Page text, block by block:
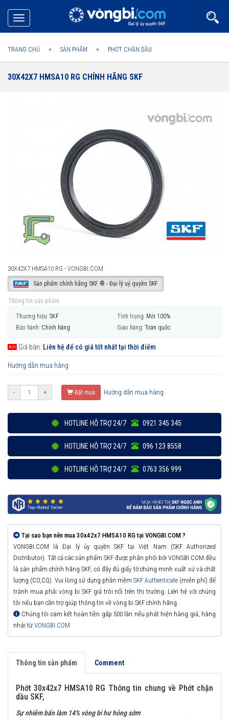
Toggle
navigation
TRANG CHỦ SẢN PHẨM PHỚT CHẶN DẦU
30X42X7 HMSA10 RG CHÍNH HÃNG SKF
30X42X7 HMSA10 RG - VONGBI.COM
Sản phẩm chính hãng SKF ® - Đại lý uỷ quyền SKF
Thông tin sản phẩm
Thương hiệu: SKF Tình trạng: Mới 100%
Bảo hành: Chính hãng Giao hàng: Toàn quốc
Giá bán: Liên hệ để có giá tốt nhất tại thời điểm
Hướng dẫn mua hàng
- + Đặt mua Hướng dẫn mua hàng
HOTLINE HỖ TRỢ 24/7 0921 345 345
HOTLINE HỖ TRỢ 24/7 096 123 8558
HOTLINE HỖ TRỢ 24/7 0763 356 999
Tại sao bạn nên mua 30x42x7 HMSA10 RG tại VONGBI.COM ?
VONGBI.COM là Đại lý ủy quyền SKF tại Việt Nam (SKF Authorized
Distributor). Tất cả các sản phẩm SKF được phân phối bởi VONGBI.COM đều
là sản phẩm chính hãng SKF, có đầy đủ giấy tờ chứng minh xuất xứ và chất
lượng (CO,CQ). Vui lòng sử dụng phần mềm SKF Authenticate (miễn phí) để
tránh mua phải vòng bi SKF giả trôi nổi trên thị trường. Liên hệ với chúng
tôi nếu bạn cần trợ giúp thông tin về vòng bi SKF chính hãng.
Chúng tôi cam kết hoàn tiền gấp 500 lần nếu phát hiện hàng giả, hàng
nhái từ VONGBI.COM
Thông tin sản phẩm Comment
Phớt 30x42x7 HMSA10 RG Thông tin chung về Phớt chặn
dầu SKF,
Sự nhiễm bẩn làm 14% vòng bi hư hỏng sớm